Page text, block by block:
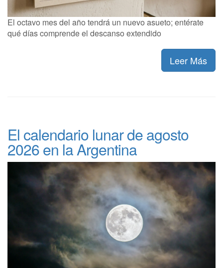
El octavo mes del año tendrá un nuevo asueto; entérate
qué días comprende el descanso extendido
Leer Más
El calendario lunar de agosto
2026 en la Argentina